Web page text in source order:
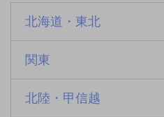
北海道・東北
関東
北陸・甲信越